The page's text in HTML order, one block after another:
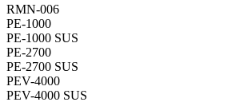
RMN-006
PE-1000
PE-1000 SUS
PE-2700
PE-2700 SUS
PEV-4000
PEV-4000 SUS